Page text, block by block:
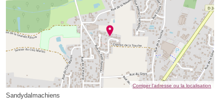
Corriger l’adresse ou la localisation
Sandydalmachiens